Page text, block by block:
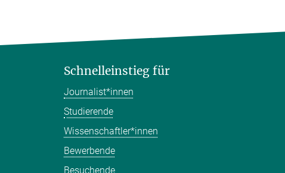
Schnelleinstieg für
Journalist*innen
Studierende
Wissenschaftler*innen
Bewerbende
Besuchende